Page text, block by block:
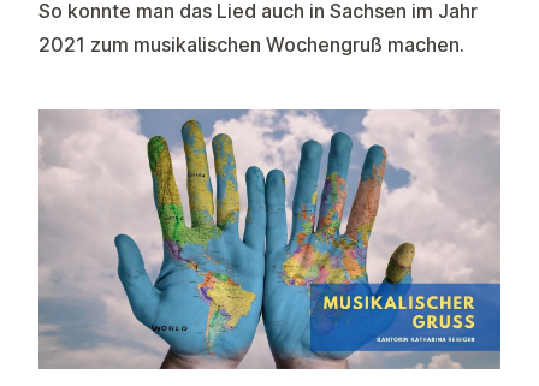
So konnte man das Lied auch in Sachsen im Jahr
2021 zum musikalischen Wochengruß machen.